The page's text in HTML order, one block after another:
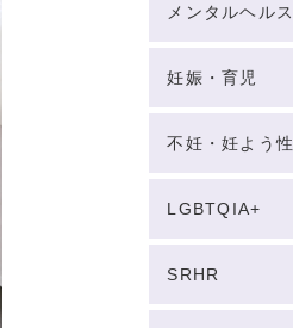
メンタルヘルス
妊娠・育児
不妊・妊よう性
LGBTQIA+
SRHR